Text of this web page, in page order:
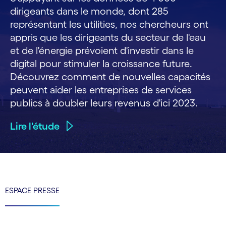
dirigeants dans le monde, dont 285
représentant les utilities, nos chercheurs ont
appris que les dirigeants du secteur de l'eau
et de l'énergie prévoient d'investir dans le
digital pour stimuler la croissance future.
Découvrez comment de nouvelles capacités
peuvent aider les entreprises de services
publics à doubler leurs revenus d'ici 2023.
Lire l'étude
ESPACE PRESSE